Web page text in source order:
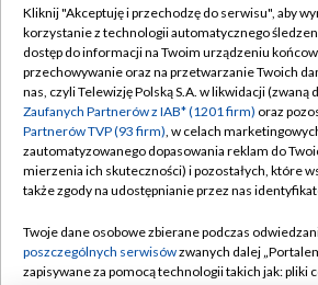
TVP
Abonament TVP
Emisja w TVP
Centrum informacji TVP
Naziemna Telewizja Cyfrowa
Rada Programowa
Regulamin TVP
Polityka
Moje zgody
Pomoc
Kontakt
Kliknij "Akceptuję i przechodzę do serwisu", aby
korzystanie z technologii automatycznego
dostęp do informacji na Twoim urządzeniu
przechowywanie oraz na przetwarzanie Twoich
nas, czyli Telewizję Polską S.A. w likwidacji (zwaną
Zaufanych Partnerów z IAB* (1201 firm) oraz
Partnerów TVP (93 firm), w celach
zautomatyzowanego dopasowania reklam do
mierzenia ich skuteczności) i pozostałych, które
także zgody na udostępnianie przez nas
Twoje dane osobowe zbierane podczas
poszczególnych serwisówzwanych dalej
zapisywane za pomocą technologii takich jak: pliki